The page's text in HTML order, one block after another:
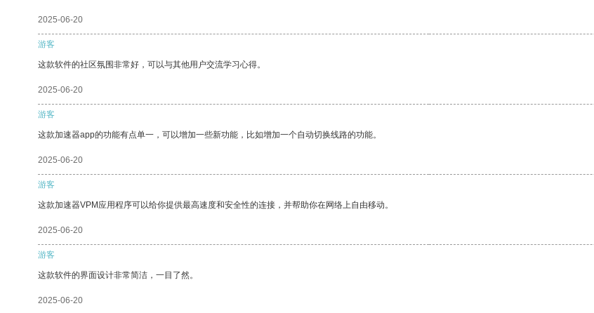
2025-06-20
游客
这款软件的社区氛围非常好，可以与其他用户交流学习心得。
2025-06-20
游客
这款加速器app的功能有点单一，可以增加一些新功能，比如增加一个自动切换线路的功能。
2025-06-20
游客
这款加速器VPM应用程序可以给你提供最高速度和安全性的连接，并帮助你在网络上自由移动。
2025-06-20
游客
这款软件的界面设计非常简洁，一目了然。
2025-06-20